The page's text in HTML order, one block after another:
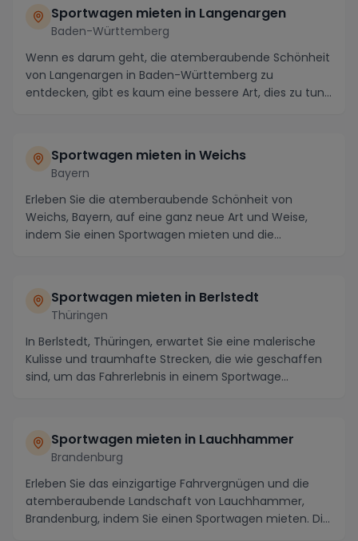
Sportwagen mieten in Langenargen
Baden-Württemberg
Wenn es darum geht, die atemberaubende Schönheit
von Langenargen in Baden-Württemberg zu
entdecken, gibt es kaum eine bessere Art, dies zu tun,
Sportwagen mieten inWeichs
Bayern
Erleben Sie die atemberaubende Schönheit von
Weichs, Bayern, auf eine ganz neue Art und Weise,
indem Sie einen Sportwagen mieten und die
Sportwagen mieten in Berlstedt
Thüringen
In Berlstedt, Thüringen, erwartet Sie eine malerische
Kulisse und traumhafte Strecken, die wie geschaffen
sind, um das Fahrerlebnis in einem Sportwage...
Sportwagen mieten in Lauchhammer
Brandenburg
Erleben Sie das einzigartige Fahrvergnügen und die
atemberaubende Landschaft von Lauchhammer,
Brandenburg, indem Sie einen Sportwagen mieten. Die